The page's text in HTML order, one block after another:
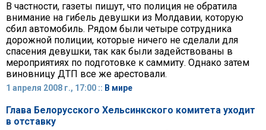
В частности, газеты пишут, что полиция не обратила
внимание на гибель девушки из Молдавии, которую
сбил автомобиль. Рядом были четыре сотрудника
дорожной полиции, которые ничего не сделали для
спасения девушки, так как были задействованы в
мероприятиях по подготовке к саммиту. Однако затем
виновницу ДТП все же арестовали.
1 апреля 2008 г., 17:00 :: В мире
Глава Белорусского Хельсинкского комитета уходит
в отставку